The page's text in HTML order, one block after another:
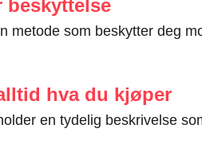
beskyttelse
metode som beskytter deg
hva du kjøper
en tydelig beskrivelse